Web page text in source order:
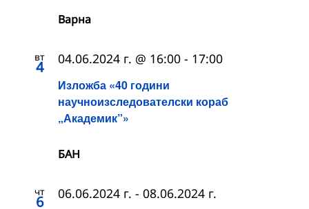
Варна
вт
4
Изложба «40 години
научноизследователски кораб
„Академик”»
04.06.2024 г. @ 16:00 - 17:00
БАН
чт
6 06.06.2024 г. - 08.06.2024 г.